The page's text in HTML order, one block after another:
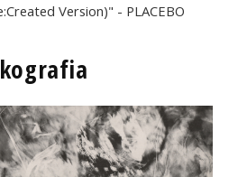
Version)" - PLACEBO